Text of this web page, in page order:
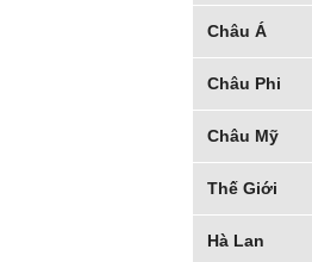
Châu Á
Châu Phi
Châu Mỹ
Thế Giới
Hà Lan